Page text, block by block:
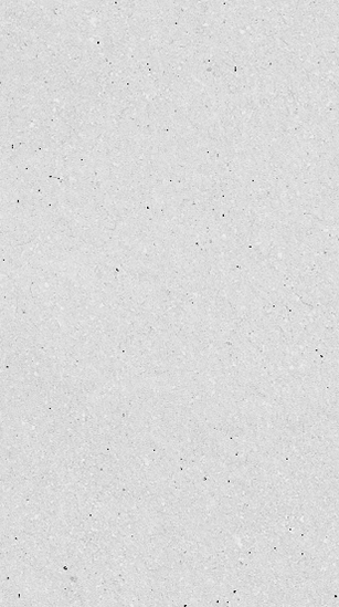
ロゴ ライセ
for JPN サ
Raised MOON Equipped ロゴ ライセ
ンス プレート フレーム
2,200円(税込)
ク スパー ミニ バイザー
1,320円 (税込)